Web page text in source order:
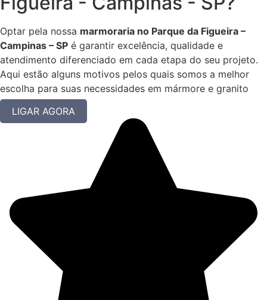
Optar pela nossa marmoraria no Parque da Figueira –
Campinas – SP é garantir excelência, qualidade e
atendimento diferenciado em cada etapa do seu projeto.
Aqui estão alguns motivos pelos quais somos a melhor
escolha para suas necessidades em mármore e granito
LIGAR AGORA